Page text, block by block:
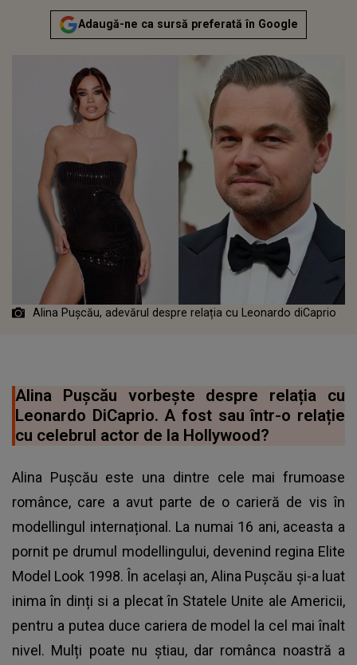
Adaugă-ne ca sursă preferată în Google
Alina Pușcău, adevărul despre relația cu Leonardo diCaprio
Alina Pușcău vorbește despre relația cu
Leonardo DiCaprio. A fost sau într-o relație
cu celebrul actor de la Hollywood?
Alina Pușcău este una dintre cele mai frumoase
românce, care a avut parte de o carieră de vis în
modellingul internațional. La numai 16 ani, aceasta a
pornit pe drumul modellingului, devenind regina Elite
Model Look 1998. În același an, Alina Pușcău și-a luat
inima în dinți si a plecat în Statele Unite ale Americii,
pentru a putea duce cariera de model la cel mai înalt
nivel. Mulți poate nu știau, dar românca noastră a